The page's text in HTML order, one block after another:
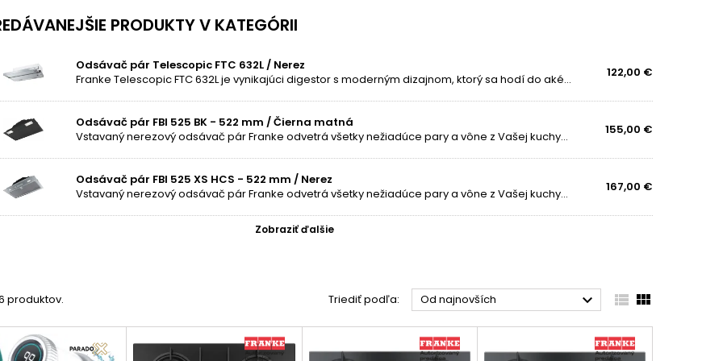
PRODUKTY V KATEGÓRII
Odsávač pár Telescopic FTC 632L / Nerez
Franke Telescopic FTC 632L je vynikajúci digestor s moderným dizajnom, ktorý sa hodí do akéhokoľvek štýlu kuchyne. S šírkou pre montáž 60 cm, je tento digestor ideálny pre menšie kuchynské priestory. FTC 632L ponúka dve možnosti montáže pre...
122,00 €
Odsávač pár FBI 525 BK - 522 mm / Čierna matná
Vstavaný nerezový odsávač pár Franke odvetrá všetky nežiadúce pary a vône z Vašej kuchyne a osvetlí pracovnú dosku. Montážna šírka 522 mm Vstavaný odsávač pár Franke FBI 525 XS HCS patrí do energetickej triedy B a je navrhnutý pre montáž do...
155,00 €
Odsávač pár FBI 525 XS HCS - 522 mm / Nerez
Vstavaný nerezový odsávač pár Franke odvetrá všetky nežiadúce pary a vône z Vašej kuchyne a osvetlí pracovnú dosku. Montážna šírka 522 mm Vstavaný odsávač pár Franke FBI 525 XS HCS patrí do energetickej triedy B a je navrhnutý pre montáž do...
167,00 €
Zobraziť ďalšie
produktov. Triediť podľa: Od najnovších   